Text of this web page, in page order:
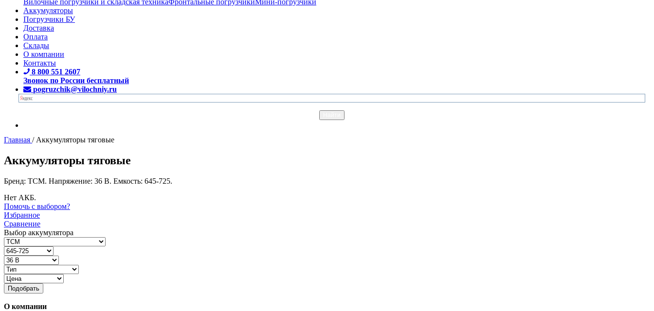
Аккумуляторы
Погрузчики БУ
Доставка
Оплата
Склады
О компании
Контакты
8 800 551 2607
Звонок по России бесплатный
pogruzchik@vilochniy.ru
Главная / Аккумуляторы тяговые
Аккумуляторы тяговые
Бренд: TCM. Напряжение: 36 В. Емкость: 645-725.
Нет АКБ.
Помочь с выбором?
Избранное
Сравнение
Выбор аккумулятора
Подобрать
О компании